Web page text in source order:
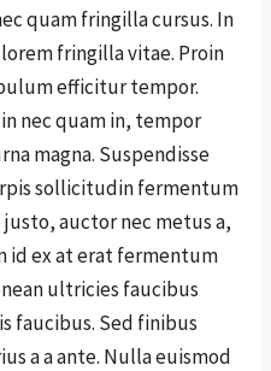
quam fringilla cursus. In
fringilla vitae. Proin
efficitur tempor.
nec quam in, tempor
magna. Suspendisse
sollicitudin fermentum
justo, auctor nec metus a,
id ex at erat fermentum
ultricies faucibus
faucibus. Sed finibus
a a ante. Nulla euismod